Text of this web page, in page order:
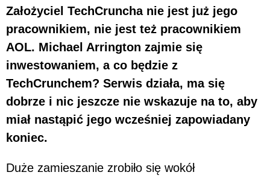
Założyciel TechCruncha nie jest już jego
pracownikiem, nie jest też pracownikiem
AOL. Michael Arrington zajmie się
inwestowaniem, a co będzie z
TechCrunchem? Serwis działa, ma się
dobrze i nic jeszcze nie wskazuje na to, aby
miał nastąpić jego wcześniej zapowiadany
koniec.
Duże zamieszanie zrobiło się wokół